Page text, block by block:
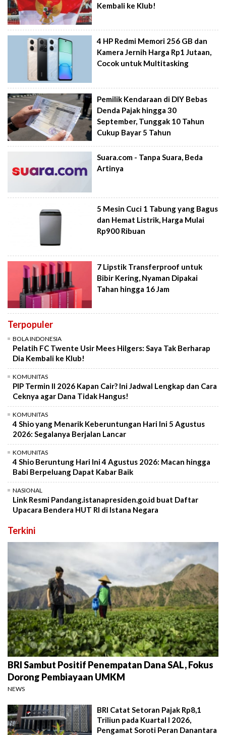
Kembali ke Klub!
4 HP Redmi Memori 256 GB dan
Kamera Jernih Harga Rp1 Jutaan,
Cocok untuk Multitasking
Pemilik Kendaraan di DIY Bebas
Denda Pajak hingga 30
September, Tunggak 10 Tahun
Cukup Bayar 5 Tahun
Suara.com - Tanpa Suara, Beda
Artinya
5 Mesin Cuci 1 Tabung yang Bagus
dan Hemat Listrik, Harga Mulai
Rp900 Ribuan
7 Lipstik Transferproof untuk
Bibir Kering, Nyaman Dipakai
Tahan hingga 16 Jam
Terpopuler
BOLA INDONESIA
Pelatih FC Twente Usir Mees Hilgers: Saya Tak Berharap
Dia Kembali ke Klub!
KOMUNITAS
PIP Termin II 2026 Kapan Cair? Ini Jadwal Lengkap dan Cara
Ceknya agar Dana Tidak Hangus!
KOMUNITAS
4 Shio yang Menarik Keberuntungan Hari Ini 5 Agustus
2026: Segalanya Berjalan Lancar
KOMUNITAS
4 Shio Beruntung Hari Ini 4 Agustus 2026: Macan hingga
Babi Berpeluang Dapat Kabar Baik
NASIONAL
Link Resmi Pandang.istanapresiden.go.id buat Daftar
Upacara Bendera HUT RI di Istana Negara
Terkini
BRI Sambut Positif Penempatan Dana SAL, Fokus
Dorong Pembiayaan UMKM
NEWS
BRI Catat Setoran Pajak Rp8,1
Triliun pada Kuartal I 2026,
Pengamat Soroti Peran Danantara